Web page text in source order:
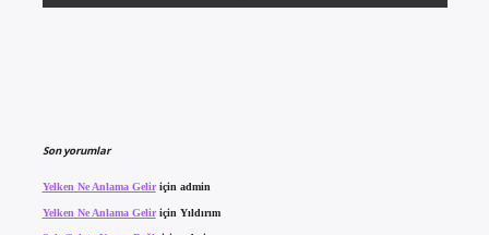
Son yorumlar
Yelken Ne Anlama Geliriçin admin
Yelken Ne Anlama Geliriçin Yıldırım